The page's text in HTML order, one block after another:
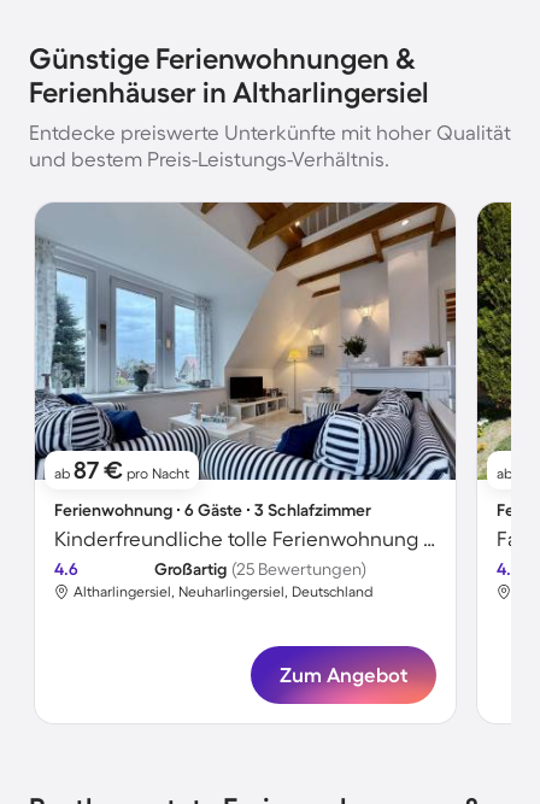
Günstige Ferienwohnungen &
Ferienhäuser in Altharlingersiel
Entdecke preiswerte Unterkünfte mit hoher Qualität
und bestem Preis-Leistungs-Verhältnis.
ab 87 € pro Nacht
Ferienwohnung ∙ 6 Gäste ∙ 3 Schlafzimmer
Kinderfreundliche tolle Ferienwohnung mit Sauna | Gartenblick
4.6 Großartig (25 Bewertungen)
Altharlingersiel, Neuharlingersiel, Deutschland
Zum Angebot
ab
4.6